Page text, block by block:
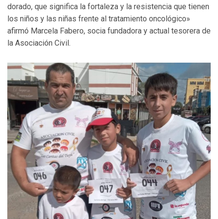
dorado, que significa la fortaleza y la resistencia que tienen
los niños y las niñas frente al tratamiento oncológico»
afirmó Marcela Fabero, socia fundadora y actual tesorera de
la Asociación Civil.